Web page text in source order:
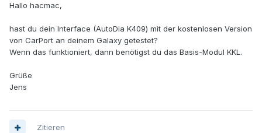
Hallo hacmac,
hast du dein Interface (AutoDia K409) mit der kostenlosen Version
von CarPort an deinem Galaxy getestet?
Wenn das funktioniert, dann benötigst du das Basis-Modul KKL.
Grüße
Jens
Zitieren